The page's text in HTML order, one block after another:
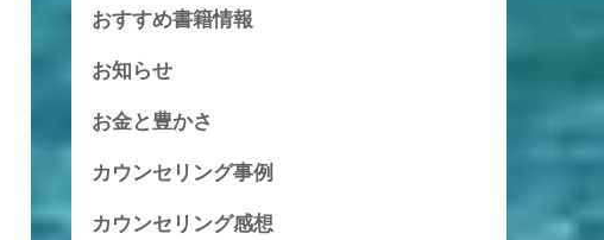
おすすめ書籍情報
お知らせ
お金と豊かさ
カウンセリング事例
カウンセリング感想